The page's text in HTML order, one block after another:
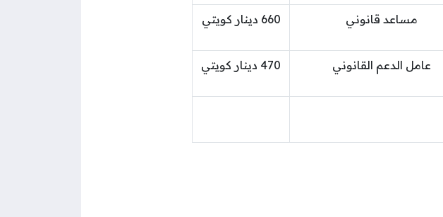
مساعد قانوني 660 دينار كويتي
عامل الدعم القانوني 470 دينار كويتي